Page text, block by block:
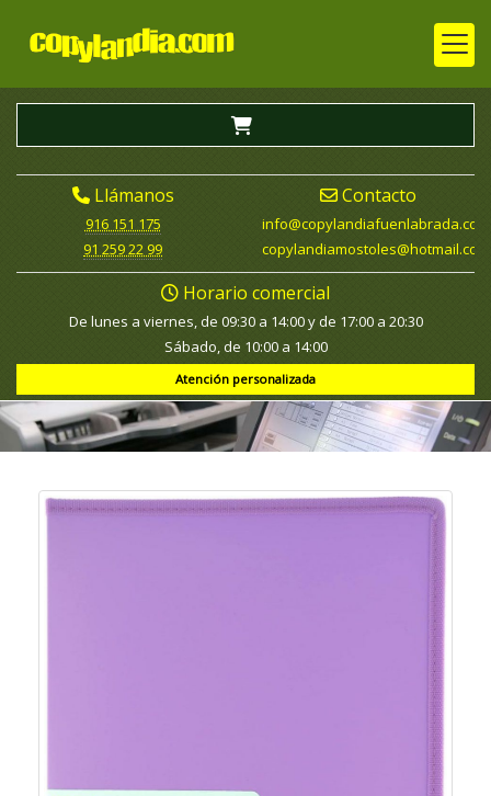
Llámanos
916 151 175
91 259 22 99
Contacto
info
copylandiafuenlabrada.com
copylandiamostoles
hotmail.com
Horario comercial
De lunes a viernes, de 09:30 a 14:00 y de 17:00 a 20:30
Sábado, de 10:00 a 14:00
Atención personalizada